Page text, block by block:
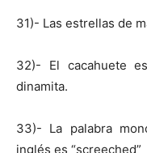
31)- Las estrellas de
32)- El cacahuete
dinamita.
33)- La palabra
inglés es “screeched”